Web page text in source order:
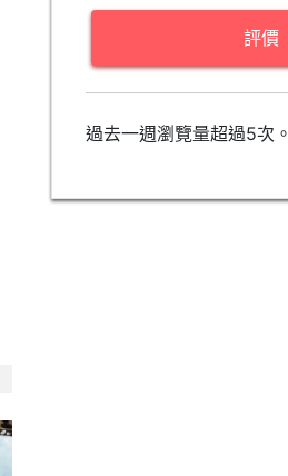
評價
過去一週瀏覽量超過5次。